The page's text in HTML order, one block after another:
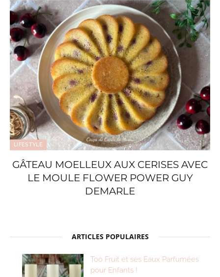
LIFESTYLE
GÂTEAU MOELLEUX AUX CERISES AVEC
LE MOULE FLOWER POWER GUY
DEMARLE
ARTICLES POPULAIRES
Too Fruit et ses Eaux Parfumées
pour Enfants !